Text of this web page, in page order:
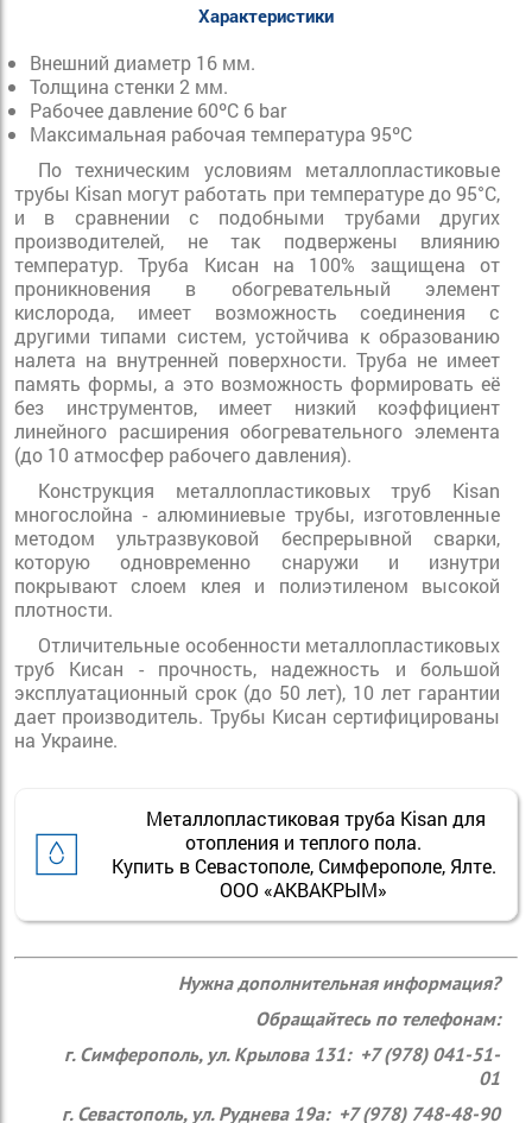
Характеристики
Внешний диаметр 16 мм.
Толщина стенки 2 мм.
Рабочее давление 60ºС 6 bar
Максимальная рабочая температура 95ºC
По техническим условиям металлопластиковые
трубы Kisan могут работать при температуре до 95°C,
и в сравнении с подобными трубами других
производителей, не так подвержены влиянию
температур. Труба Кисан на 100% защищена от
проникновения в обогревательный элемент
кислорода, имеет возможность соединения с
другими типами систем, устойчива к образованию
налета на внутренней поверхности. Труба не имеет
память формы, а это возможность формировать её
без инструментов, имеет низкий коэффициент
линейного расширения обогревательного элемента
(до 10 атмосфер рабочего давления).
Конструкция металлопластиковых труб Kisan
многослойна - алюминиевые трубы, изготовленные
методом ультразвуковой беспрерывной сварки,
которую одновременно снаружи и изнутри
покрывают слоем клея и полиэтиленом высокой
плотности.
Отличительные особенности металлопластиковых
труб Кисан - прочность, надежность и большой
эксплуатационный срок (до 50 лет), 10 лет гарантии
дает производитель. Трубы Кисан сертифицированы
на Украине.
Металлопластиковая труба Kisan для
отопления и теплого пола.
Купить в Севастополе, Симферополе, Ялте.
ООО «АКВАКРЫМ»
Нужна дополнительная информация?
Обращайтесь по телефонам:
г. Симферополь, ул. Крылова 131: +7 (978) 041-51-
01
г. Севастополь, ул. Руднева 19а: +7 (978) 748-48-90